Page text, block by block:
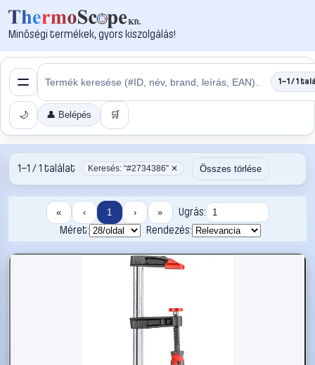
Minőségi termékek, gyors kiszolgálás!
1–1 / 1
🌙 👤 Belépés 🛒
1–1 / 1 találat Keresés: “#2734386” ✕ Összes törlése
« ‹ 1 › »
Ugrás:
Méret:
Rendezés: